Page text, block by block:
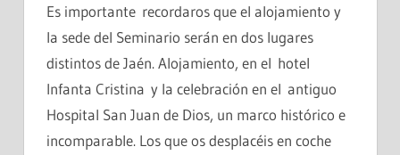
Es importante recordaros que el alojamiento y
la sede del Seminario serán en dos lugares
distintos de Jaén. Alojamiento, en el hotel
Infanta Cristina y la celebración en el antiguo
Hospital San Juan de Dios, un marco histórico e
incomparable. Los que os desplacéis en coche